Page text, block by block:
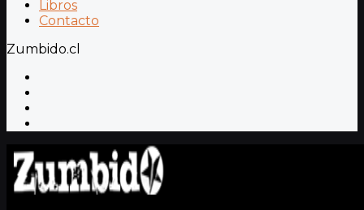
Libros
Contacto
Zumbido.cl